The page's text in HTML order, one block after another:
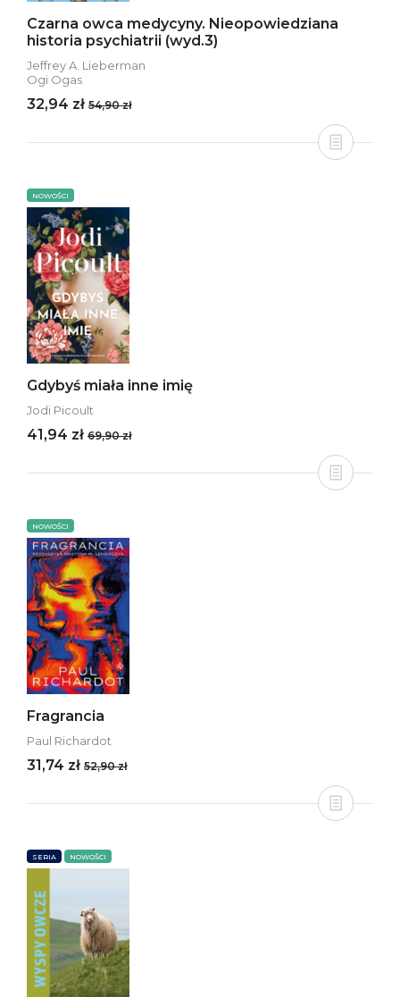
Czarna owca medycyny. Nieopowiedziana
historia psychiatrii (wyd.3)
Jeffrey A. Lieberman
Ogi Ogas
32,94 zł 54,90 zł
NOWOŚCI
Gdybyś miała inne imię
Jodi Picoult
41,94 zł 69,90 zł
NOWOŚCI
Fragrancia
Paul Richardot
31,74 zł 52,90 zł
SERIA NOWOŚCI